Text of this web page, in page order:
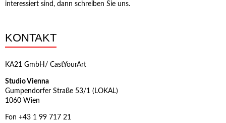
interessiert sind, dann schreiben Sie uns.
KONTAKT
KA21 GmbH/ CastYourArt
Studio Vienna
Gumpendorfer Straße 53/1 (LOKAL)
1060 Wien
Fon +43 1 99 717 21